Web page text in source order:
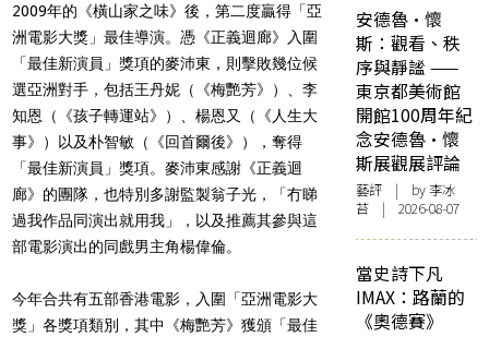
2009年的《橫山家之味》後，第二度贏得「亞
洲電影大獎」最佳導演。憑《正義迴廊》入圍
「最佳新演員」獎項的麥沛東，則擊敗幾位候
選亞洲對手，包括王丹妮（《梅艷芳》）、李
知恩（《孩子轉運站》）、楊恩又（《人生大
事》）以及朴智敏（《回首爾後》），奪得
「最佳新演員」獎項。麥沛東感謝《正義迴
廊》的團隊，也特別多謝監製翁子光，「冇睇
過我作品同演出就用我」，以及推薦其參與這
部電影演出的同戲男主角楊偉倫。
今年合共有五部香港電影，入圍「亞洲電影大
獎」各獎項類別，其中《梅艷芳》獲頒「最佳
安德魯·懷
斯：觀看、秩
序與靜謐 ——
東京都美術館
開館100周年紀
念安德魯·懷
斯展觀展評論
藝評 | by 李冰
苔 | 2026-08-07
當史詩下凡
IMAX：路蘭的
《奧德賽》